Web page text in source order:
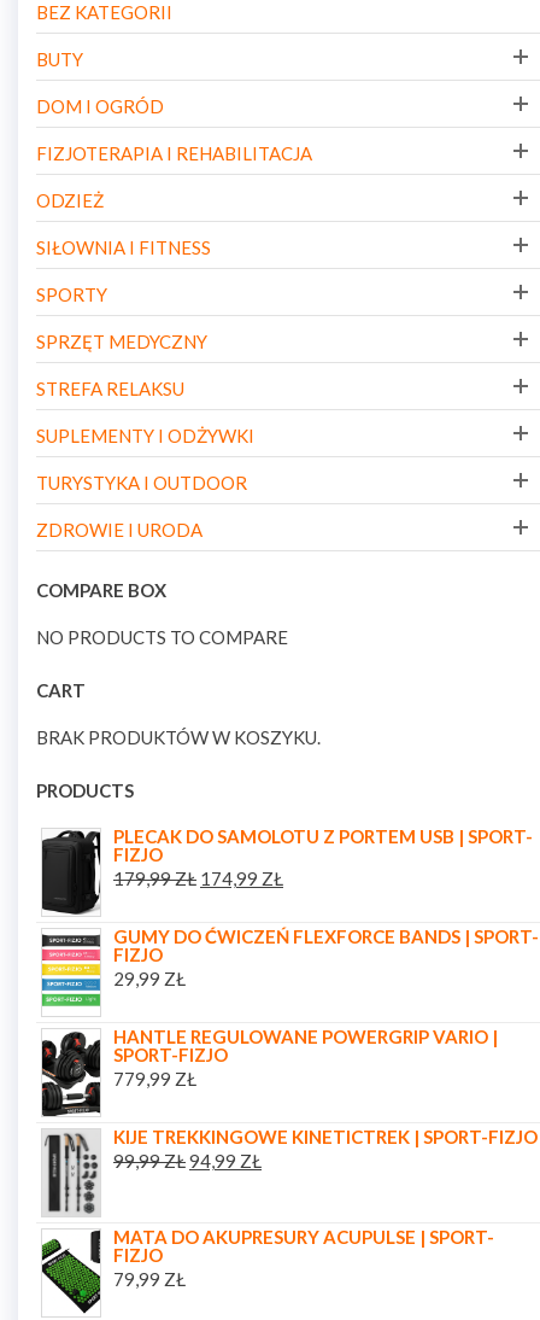
BEZ KATEGORII
BUTY
DOM I OGRÓD
FIZJOTERAPIA I REHABILITACJA
ODZIEŻ
SIŁOWNIA I FITNESS
SPORTY
SPRZĘT MEDYCZNY
STREFA RELAKSU
SUPLEMENTY I ODŻYWKI
TURYSTYKA I OUTDOOR
ZDROWIE I URODA
COMPARE BOX
NO PRODUCTS TO COMPARE
CART
BRAK PRODUKTÓW W KOSZYKU.
PRODUCTS
PLECAK DO SAMOLOTU Z PORTEM USB | SPORT-
FIZJO
179,99ZŁ 174,99 ZŁ
GUMY DO ĆWICZEŃ FLEXFORCE BANDS | SPORT-
FIZJO
29,99 ZŁ
HANTLE REGULOWANE POWERGRIP VARIO |
SPORT-FIZJO
779,99 ZŁ
KIJE TREKKINGOWE KINETICTREK | SPORT-FIZJO
99,99ZŁ94,99 ZŁ
MATA DO AKUPRESURY ACUPULSE | SPORT-
FIZJO
79,99 ZŁ